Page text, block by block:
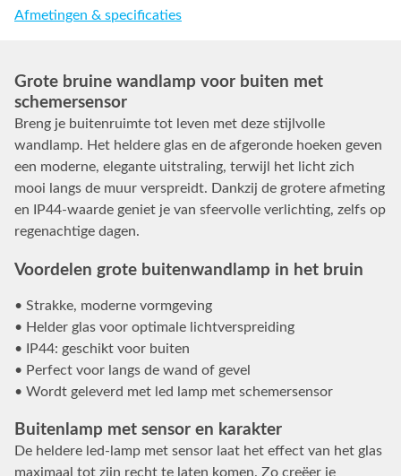
Afmetingen & specificaties
Grote bruine wandlamp voor buiten met
schemersensor
Breng je buitenruimte tot leven met deze stijlvolle
wandlamp. Het heldere glas en de afgeronde hoeken geven
een moderne, elegante uitstraling, terwijl het licht zich
mooi langs de muur verspreidt. Dankzij de grotere afmeting
en IP44-waarde geniet je van sfeervolle verlichting, zelfs op
regenachtige dagen.
Voordelen grote buitenwandlamp in het bruin
• Strakke, moderne vormgeving
• Helder glas voor optimale lichtverspreiding
• IP44: geschikt voor buiten
• Perfect voor langs de wand of gevel
• Wordt geleverd met led lamp met schemersensor
Buitenlamp met sensor en karakter
De heldere led-lamp met sensor laat het effect van het glas
maximaal tot zijn recht te laten komen. Zo creëer je